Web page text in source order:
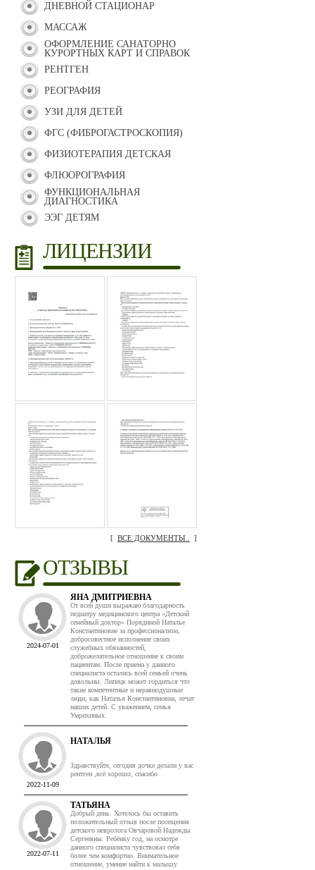
ДНЕВНОЙ СТАЦИОНАР
МАССАЖ
ОФОРМЛЕНИЕ САНАТОРНО
КУРОРТНЫХ КАРТ И СПРАВОК
РЕНТГЕН
РЕОГРАФИЯ
УЗИ ДЛЯ ДЕТЕЙ
ФГС (ФИБРОГАСТРОСКОПИЯ)
ФИЗИОТЕРАПИЯ ДЕТСКАЯ
ФЛЮОРОГРАФИЯ
ФУНКЦИОНАЛЬНАЯ
ДИАГНОСТИКА
ЭЭГ ДЕТЯМ
ЛИЦЕНЗИИ
[ ВСЕ ДОКУМЕНТЫ.. ]
ОТЗЫВЫ
2024-07-01
ЯНА ДМИТРИЕВНА
От всей души выражаю благодарность
педиатру медицинского центра «Детский
семейный доктор» Порядиной Наталье
Константиновне за профессионализм,
добросовестное исполнение своих
служебных обязанностей,
доброжелательное отношение к своим
пациентам. После приема у данного
специалиста остались всей семьей очень
довольны. Липецк может гордиться что
такие компетентные и неравнодушные
люди, как Наталья Константиновна, лечат
наших детей. С уважением, семья
Умрихиных.
2022-11-09
НАТАЛЬЯ
Здравствуйте, сегодня дочке делали у вас
рентген ,всё хорошо, спасибо
2022-07-11
ТАТЬЯНА
Добрый день. Хотелось бы оставить
положительный отзыв после посещения
детского невролога Овчаровой Надежды
Сергеевны. Ребёнку год, на осмотре
данного специалиста чувствовал себя
более чем комфортно. Внимательное
отношение, умение найти к малышу